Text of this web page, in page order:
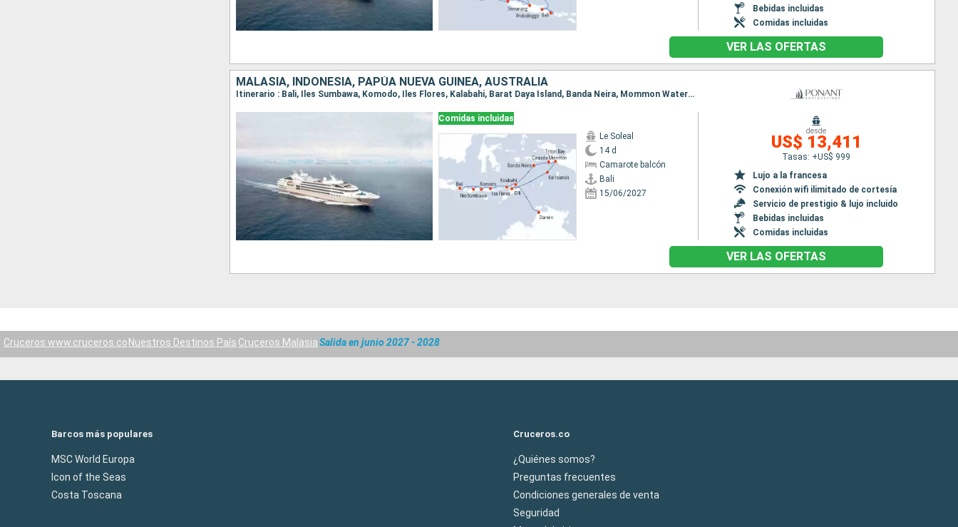
Bebidas incluidas
Comidas incluidas
VER LAS OFERTAS
MALASIA, INDONESIA, PAPÚA NUEVA GUINEA, AUSTRALIA
Itinerario : Bali, Iles Sumbawa, Komodo, Iles Flores, Kalabahi, Barat Daya Island, Banda Neira, Mommon Waterfall, Triton Bay, Kei Islands, Dili, Darwin
Comidas incluidas
Le Soleal
14 d
Camarote balcón
Bali
15/06/2027
desde
US$ 13,411
Tasas: +US$ 999
Lujo a la francesa
Conexión wifi ilimitado de cortesía
Servicio de prestigio & lujo incluido
Bebidas incluidas
Comidas incluidas
VER LAS OFERTAS
Cruceros www.cruceros.co Nuestros Destinos País Cruceros MalasiaSalida en junio 2027 - 2028
Barcos más populares
MSC World Europa
Icon of the Seas
Costa Toscana
Cruceros.co
¿Quiénes somos?
Preguntas frecuentes
Condiciones generales de venta
Seguridad